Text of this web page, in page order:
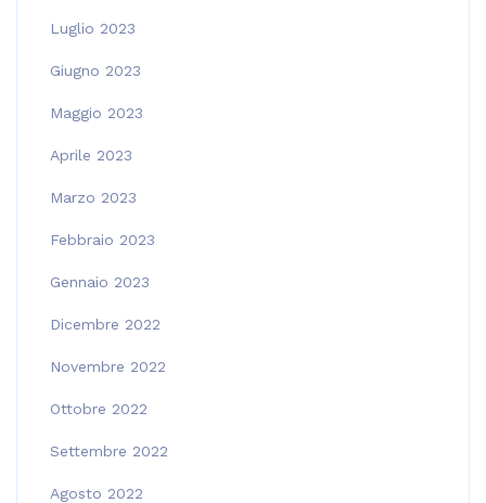
Luglio 2023
Giugno 2023
Maggio 2023
Aprile 2023
Marzo 2023
Febbraio 2023
Gennaio 2023
Dicembre 2022
Novembre 2022
Ottobre 2022
Settembre 2022
Agosto 2022